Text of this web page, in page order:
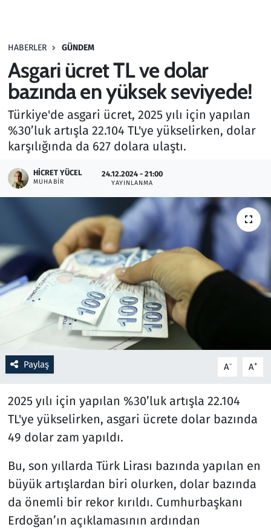
HABERLER GÜNDEM
Asgari ücret TL ve dolar
bazında en yüksek seviyede!
Türkiye'de asgari ücret, 2025 yılı için yapılan
%30’luk artışla 22.104 TL'ye yükselirken, dolar
karşılığında da 627 dolara ulaştı.
HICRET YÜCEL
MUHABIR
24.12.2024 - 21:00
YAYINLANMA
Paylaş A- A+
2025 yılı için yapılan %30’luk artışla 22.104
TL'ye yükselirken, asgari ücrete dolar bazında
49 dolar zam yapıldı.
Bu, son yıllarda Türk Lirası bazında yapılan en
büyük artışlardan biri olurken, dolar bazında
da önemli bir rekor kırıldı. Cumhurbaşkanı
Erdoğan’ın açıklamasının ardından
Haber
Kültür Sanat
Kurumsal Haberler
Lezzet Durağı
Memur ve Kamu
Oyun
Ramazan
Resmi İlanlar
Rüya Tabirleri
Sağlık
Savunma Sanayi
Seçim 2023
Teknoloji ve Bilim
Televizyon